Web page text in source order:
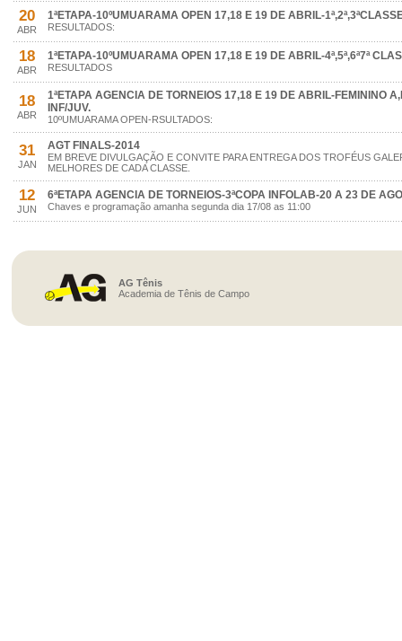
20
ABR
1ªETAPA-10ºUMUARAMA OPEN 17,18 E 19 DE ABRIL-
RESULTADOS:
18
ABR
1ªETAPA-10ºUMUARAMA OPEN 17,18 E 19 DE ABRIL-4ª,5ª,6ª7ª
RESULTADOS
18
ABR
1ªETAPA AGENCIA DE TORNEIOS 17,18 E 19 DE ABRIL-FEMININO
INF/JUV.
10ºUMUARAMA OPEN-RSULTADOS:
31
JAN
AGT FINALS-2014
EM BREVE DIVULGAÇÃO E CONVITE PARA ENTREGA DOS TROFÉUS
MELHORES DE CADA CLASSE.
12
JUN
6ªETAPA AGENCIA DE TORNEIOS-3ªCOPA INFOLAB-20 A 23 DE
Chaves e programação amanha segunda dia 17/08 as 11:00
AG Tênis
Academia de Tênis de Campo